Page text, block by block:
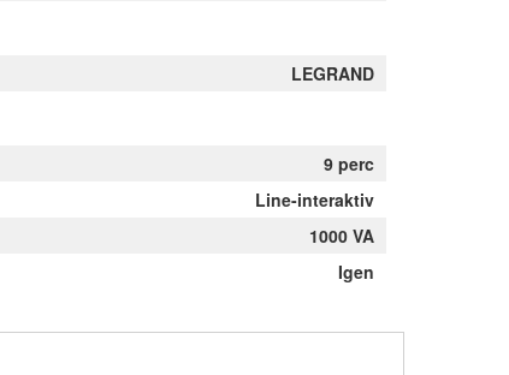
LEGRAND
9 perc
Line-interaktiv
1000 VA
Igen